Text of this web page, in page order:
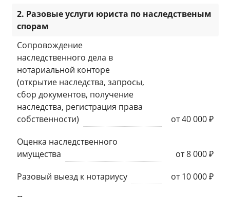
2. Разовые услуги юриста по наследственым
спорам
Сопровождение
наследственного дела в
нотариальной конторе
(открытие наследства, запросы,
сбор документов, получение
наследства, регистрация права
собственности)
от 40 000 ₽
Оценка наследственного
имущества
от 8 000 ₽
Разовый выезд к нотариусу
от 10 000 ₽